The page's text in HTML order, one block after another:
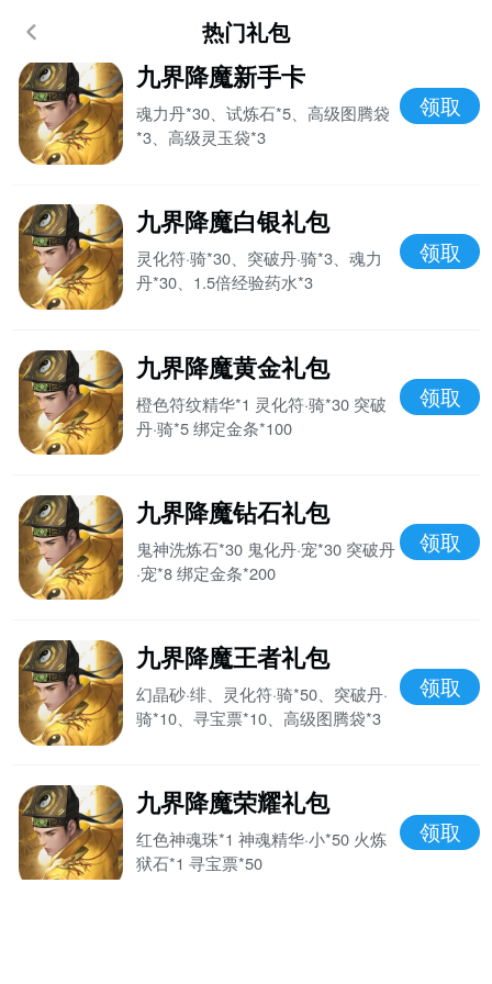
热门礼包
九界降魔新手卡
魂力丹*30、试炼石*5、高级图腾袋
*3、高级灵玉袋*3
领取
九界降魔白银礼包
灵化符·骑*30、突破丹·骑*3、魂力
丹*30、1.5倍经验药水*3
领取
九界降魔黄金礼包
橙色符纹精华*1 灵化符·骑*30 突破
丹·骑*5 绑定金条*100
领取
九界降魔钻石礼包
鬼神洗炼石*30 鬼化丹·宠*30 突破丹
·宠*8 绑定金条*200
领取
九界降魔王者礼包
幻晶砂·绯、灵化符·骑*50、突破丹·
骑*10、寻宝票*10、高级图腾袋*3
领取
九界降魔荣耀礼包
红色神魂珠*1 神魂精华·小*50 火炼
狱石*1 寻宝票*50
领取